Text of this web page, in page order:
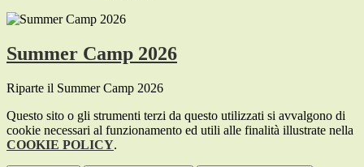
Summer Camp 2026
Riparte il Summer Camp 2026
Questo sito o gli strumenti terzi da questo utilizzati si avvalgono di
cookie necessari al funzionamento ed utili alle finalità illustrate nella
COOKIE POLICY.